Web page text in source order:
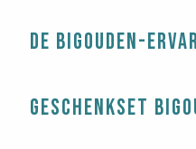
De Bigouden-
Geschenkset